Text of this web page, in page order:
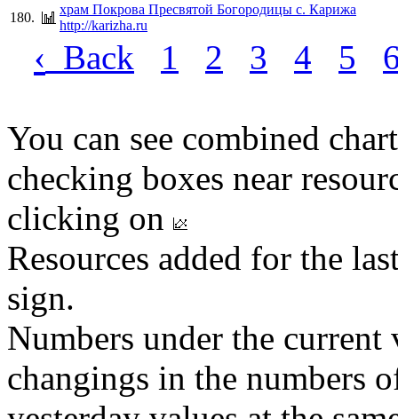
180.
храм Покрова Пресвятой Богородицы с. Карижа
http://karizha.ru
‹ Back 1 2 3 4 5
You can see combined
checking boxes near
clicking on
Resources added for the
sign.
Numbers under the
changings in the numbers